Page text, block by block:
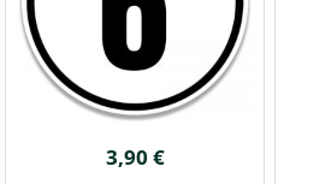
3,90 €